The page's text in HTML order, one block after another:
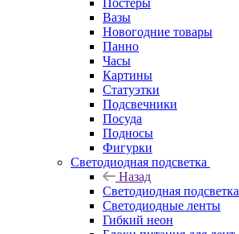
Постеры
Вазы
Новогодние товары
Панно
Часы
Картины
Статуэтки
Подсвечники
Посуда
Подносы
Фигурки
Светодиодная подсветка
Назад
Светодиодная подсветка
Светодиодные ленты
Гибкий неон